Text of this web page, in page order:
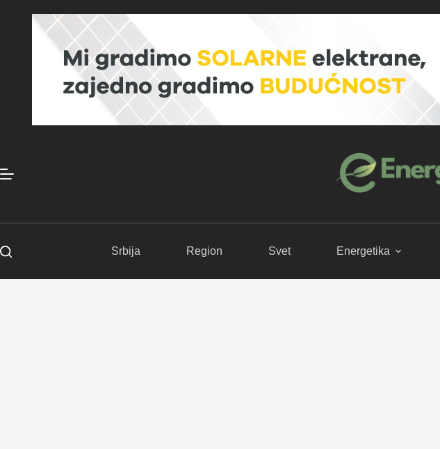
Srbija Region Svet Energetika